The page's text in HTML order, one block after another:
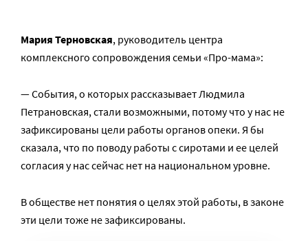
Мария Терновская, руководитель центра
комплексного сопровождения семьи «Про-мама»:
— События, о которых рассказывает Людмила
Петрановская, стали возможными, потому что у нас не
зафиксированы цели работы органов опеки. Я бы
сказала, что по поводу работы с сиротами и ее целей
согласия у нас сейчас нет на национальном уровне.
В обществе нет понятия о целях этой работы, в законе
эти цели тоже не зафиксированы.